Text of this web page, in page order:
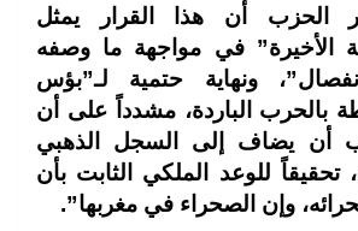
الحزب أن هذا القرار يمثل
الأخيرة” في مواجهة ما وصفه
ونهاية حتمية لـ”بؤس
بالحرب الباردة، مشدداً على أن
أن يضاف إلى السجل الذهبي
تحقيقاً للوعد الملكي الثابت بأن
وإن الصحراء في مغربها”.